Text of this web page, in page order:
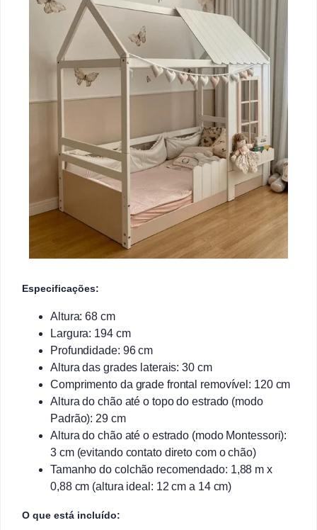
Especificações:
Altura: 68 cm
Largura: 194 cm
Profundidade: 96 cm
Altura das grades laterais: 30 cm
Comprimento da grade frontal removível: 120 cm
Altura do chão até o topo do estrado (modo
Padrão): 29 cm
Altura do chão até o estrado (modo Montessori):
3 cm (evitando contato direto com o chão)
Tamanho do colchão recomendado: 1,88 m x
0,88 cm (altura ideal: 12 cm a 14 cm)
O que está incluído: